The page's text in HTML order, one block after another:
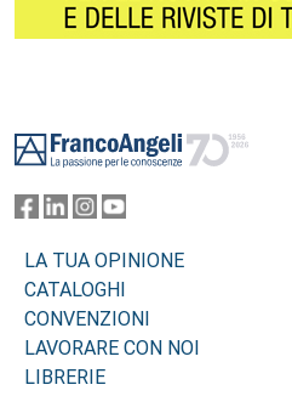
LA TUA OPINIONE
CATALOGHI
CONVENZIONI
LAVORARE CON NOI
LIBRERIE